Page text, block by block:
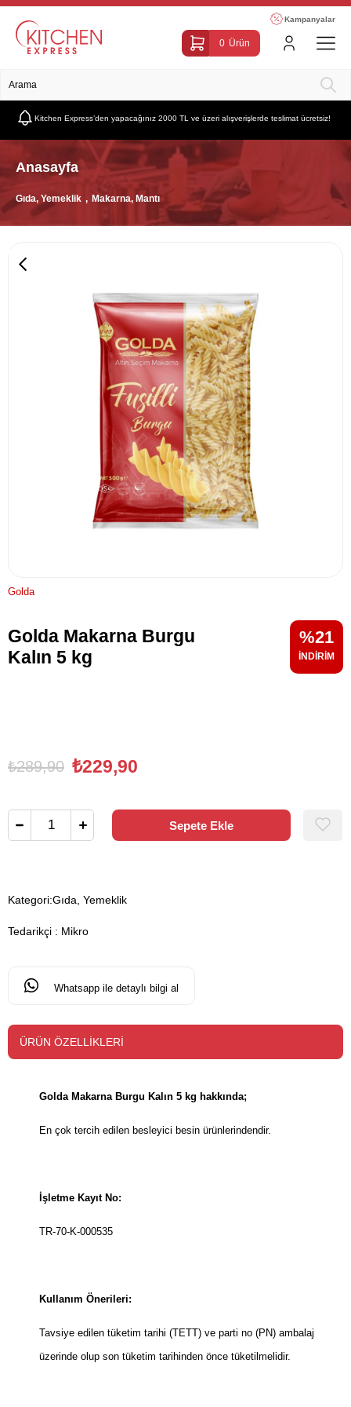
Kampanyalar
0 Ürün
Kitchen Express’den yapacağınız 2000 TL ve üzeri alışverişlerde teslimat ücretsiz!
Anasayfa
Gıda, Yemeklik Makarna, Mantı
Golda
Golda Makarna Burgu
Kalın 5 kg
21
₺289,90 ₺229,90
Kategori:Gıda, Yemeklik
Tedarikçi : Mikro
Whatsapp ile detaylı bilgi al
ÜRÜN ÖZELLIKLERI
Golda Makarna Burgu Kalın 5 kg hakkında;
En çok tercih edilen besleyici besin ürünlerindendir.
İşletme Kayıt No:
TR-70-K-000535
Kullanım Önerileri:
Tavsiye edilen tüketim tarihi (TETT) ve parti no (PN) ambalaj
üzerinde olup son tüketim tarihinden önce tüketilmelidir.